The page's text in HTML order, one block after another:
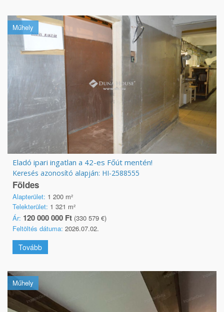
Műhely
Eladó ipari ingatlan a 42-es Főút mentén!
Keresés azonosító alapján: HI-2588555
Földes
Alapterület: 1 200 m²
Telekterület: 1 321 m²
Ár: 120 000 000 Ft (330 579 €)
Feltöltés dátuma: 2026.07.02.
Tovább
Műhely